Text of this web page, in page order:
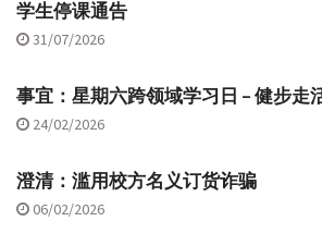
学生停课通告
31/07/2026
事宜：星期六跨领域学习日 – 健步走
24/02/2026
澄清：滥用校方名义订货诈骗
06/02/2026